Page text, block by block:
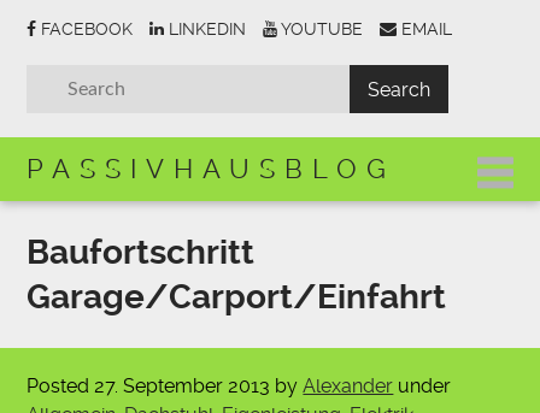
FACEBOOK LINKEDIN YOUTUBE EMAIL
PASSIVHAUSBLOG
Baufortschritt
Garage/Carport/Einfahrt
Posted27. September 2013 byAlexander under